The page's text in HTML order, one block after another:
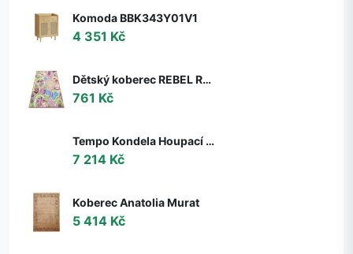
Komoda BBK343Y01V1
4 351 Kč
Dětský koberec REBEL ROADS Sweet town 26 Cukrovinky, protiskluzový - růžový / zelený
761 Kč
Tempo Kondela Houpací křeslo s podnoží TALMAN, ořech
7 214 Kč
Koberec Anatolia Murat
5 414 Kč